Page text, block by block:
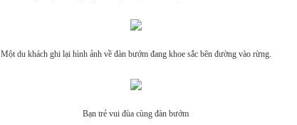
Một du khách ghi lại hình ảnh về đàn bướm đang khoe sắc bên đường vào rừng.
Bạn trẻ vui đùa cùng đàn bướm